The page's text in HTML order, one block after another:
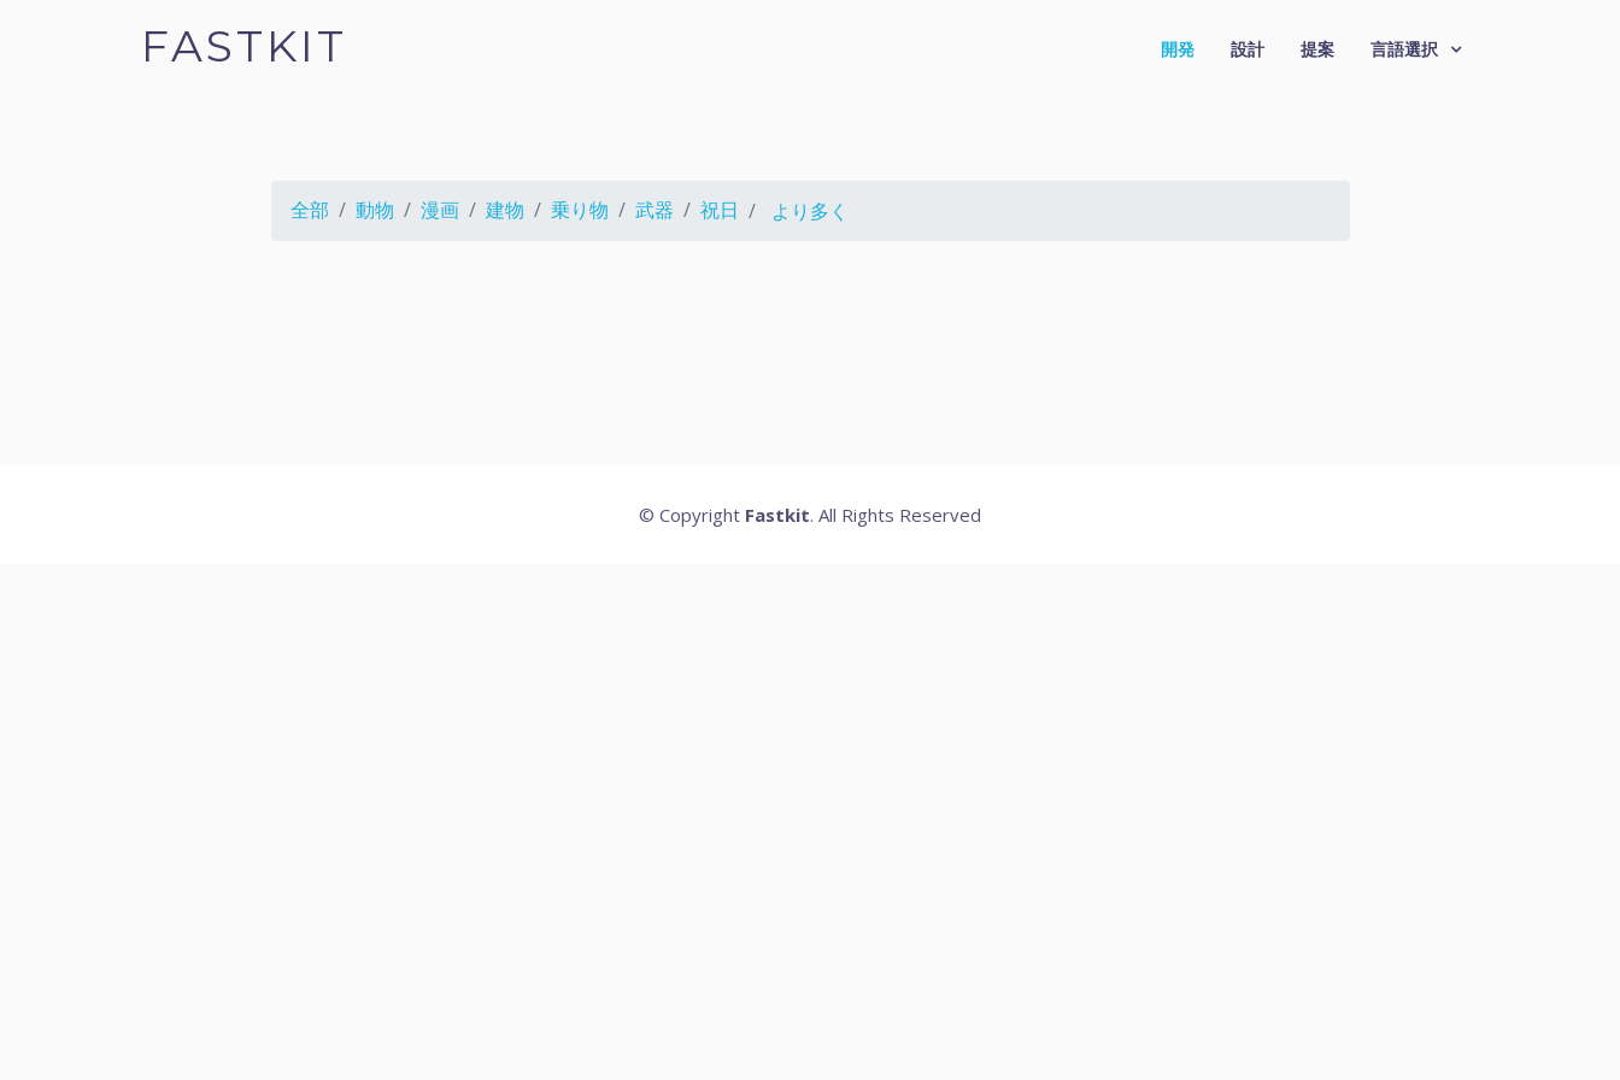
FASTKIT 開発 設計 提案 言語選択
全部 動物 漫画 建物 乗り物 武器 祝日 より多く
© Copyright Fastkit. All Rights Reserved